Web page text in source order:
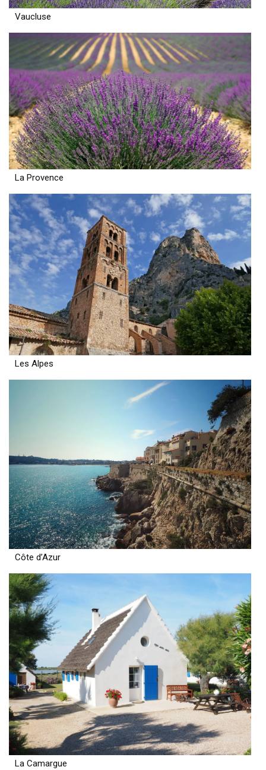
Vaucluse
La Provence
Les Alpes
Côte d’Azur
La Camargue